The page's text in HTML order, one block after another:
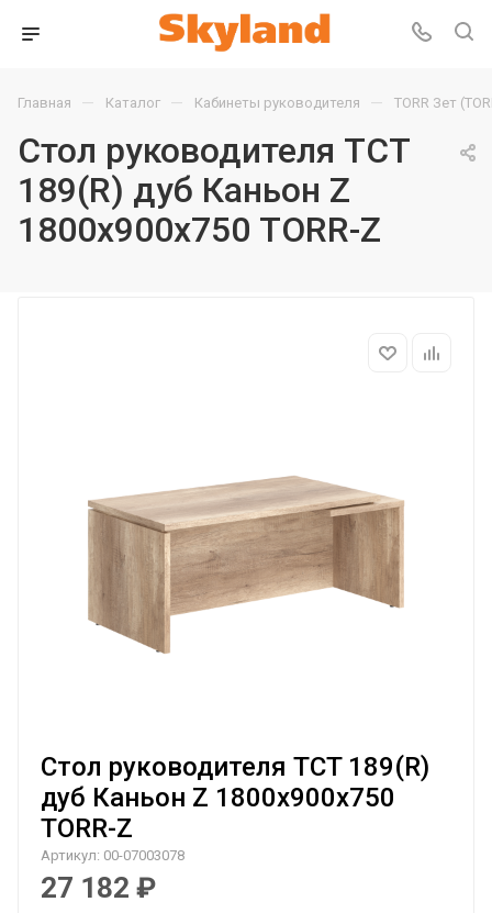
Главная — Каталог — Кабинеты руководителя — TORR Зет
Стол руководителя TCT
189(R) дуб Каньон Z
1800х900х750 TORR-Z
Стол руководителя TCT 189(R)
дуб Каньон Z 1800х900х750
TORR-Z
Артикул: 00-07003078
27 182 ₽